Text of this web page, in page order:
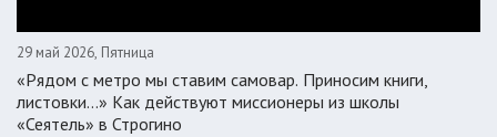
29 май 2026, Пятница
«Рядом с метро мы ставим самовар. Приносим книги,
листовки…» Как действуют миссионеры из школы
«Сеятель» в Строгино